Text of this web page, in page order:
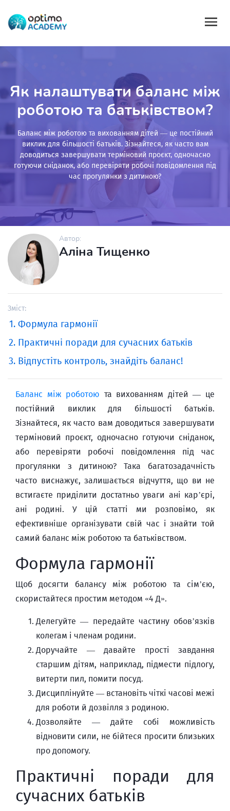
Як налаштувати баланс між
роботою та батьківством?
Баланс між роботою та вихованням дітей — це постійний
виклик для більшості батьків. Зізнайтеся, як часто вам
доводиться завершувати терміновий проєкт, одночасно
готуючи сніданок, або перевіряти робочі повідомлення під
час прогулянки з дитиною?
Автор:
Аліна Тищенко
Зміст:
Формула гармонії
Практичні поради для сучасних батьків
Відпустіть контроль, знайдіть баланс!
Баланс між роботою та вихованням дітей — це
постійний виклик для більшості батьків.
Зізнайтеся, як часто вам доводиться завершувати
терміновий проєкт, одночасно готуючи сніданок,
або перевіряти робочі повідомлення під час
прогулянки з дитиною? Така багатозадачність
часто виснажує, залишається відчуття, що ви не
встигаєте приділити достатньо уваги ані кар’єрі,
ані родині. У цій статті ми розповімо, як
ефективніше організувати свій час і знайти той
самий баланс між роботою та батьківством.
Формула гармонії
Щоб досягти балансу між роботою та сім’єю,
скористайтеся простим методом «4 Д».
Делегуйте — передайте частину обов’язків
колегам і членам родини.
Доручайте — давайте прості завдання
старшим дітям, наприклад, підмести підлогу,
витерти пил, помити посуд.
Дисциплінуйте — встановіть чіткі часові межі
для роботи й дозвілля з родиною.
Дозволяйте — дайте собі можливість
відновити сили, не бійтеся просити близьких
про допомогу.
Практичні поради для
сучасних батьків